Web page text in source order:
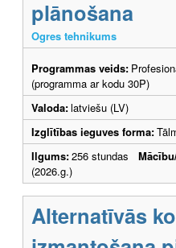
plānošana
Ogres tehnikums
Programmas veids:
(programma ar kodu 30P)
Valoda:latviešu (LV)
Izglītības ieguves forma:
Ilgums:256 stundas
(2026.g.)
Alternatīvās